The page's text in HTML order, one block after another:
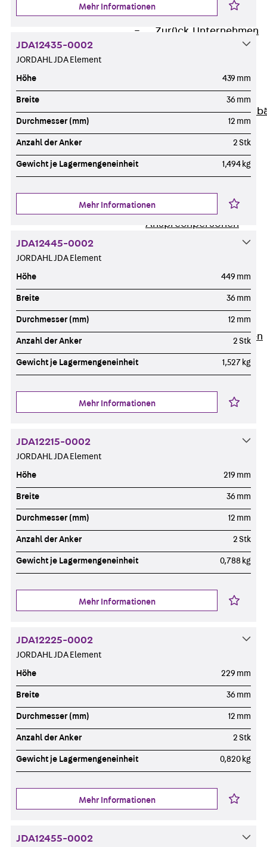
Unternehmen
Zurück Unternehmen
Service & Qualität
Unsere Geschichte
Mitgliedschaften &
Aktuelles
Events
Kontakt
Zurück
Ansprechpersonen
Technische Beratung
Presse
Karriere
Stellenausschreibungen
Unsere Standorte
Mehr Informationen
JDA12435-0002
JORDAHL JDA Element
Höhe 439 mm
Breite 36 mm
Durchmesser (mm) 12 mm
Anzahl der Anker 2 Stk
Gewicht je Lagermengeneinheit 1,494 kg
Mehr Informationen
JDA12445-0002
JORDAHL JDA Element
Höhe 449 mm
Breite 36 mm
Durchmesser (mm) 12 mm
Anzahl der Anker 2 Stk
Gewicht je Lagermengeneinheit 1,527 kg
Mehr Informationen
JDA12215-0002
JORDAHL JDA Element
Höhe 219 mm
Breite 36 mm
Durchmesser (mm) 12 mm
Anzahl der Anker 2 Stk
Gewicht je Lagermengeneinheit 0,788 kg
Mehr Informationen
JDA12225-0002
JORDAHL JDA Element
Höhe 229 mm
Breite 36 mm
Durchmesser (mm) 12 mm
Anzahl der Anker 2 Stk
Gewicht je Lagermengeneinheit 0,820 kg
Mehr Informationen
JDA12455-0002